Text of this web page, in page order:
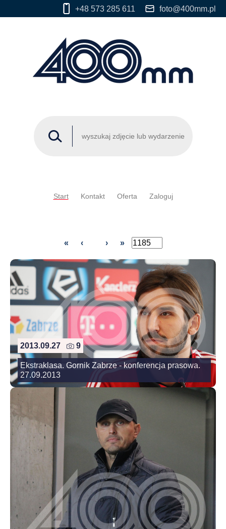
+48 573 285 611 foto@400mm.pl
Start Kontakt Oferta Zaloguj
« ‹ › »
2013.09.27 9
Ekstraklasa. Gornik Zabrze - konferencja prasowa.
27.09.2013